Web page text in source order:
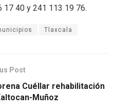
40 y 241 113 19 76.
Tlaxcala
Post
Cuéllar rehabilitación
Muñoz